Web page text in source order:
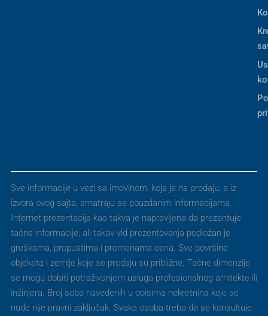
Sve informacije u vezi sa imovinom, koja je na prodaju, a iz
izvora ovog sajta, smatraju se pouzdanim informacijama.
Internet prezentacija kao takva je napravljena da prezentuje
tačne informacije, ali takav vid prezentovanja podložan je
greškama, propustima i promenama cena. Sve površine
objekata i zemlje koje se prodaju su približne. Tačne dimenzije
se mogu dobiti potraživanjem usluga profesionalnog arhitekte ili
inžinjera. Broj soba navedenih u opisima nekretnina koje se
nude nije pravni zaključak. Svaka osoba treba da se konsultuje